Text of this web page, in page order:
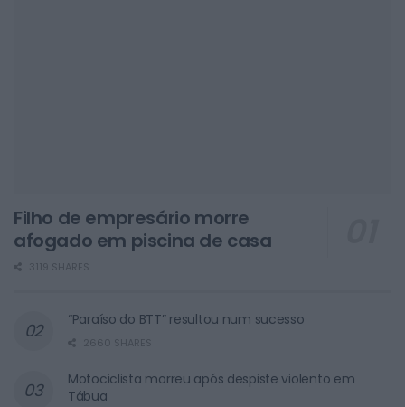
Filho de empresário morre
afogado em piscina de casa
3119 SHARES
“Paraíso do BTT” resultou num sucesso
2660 SHARES
Motociclista morreu após despiste violento em
Tábua